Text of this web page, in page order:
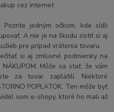
jedným očkom, kde sídli
A nie je na škodu zistiť si aj
pre prípad vrátenia tovaru.
si aj zmluvné podmienky na
Môže sa stať, že vám
za tovar zaplatili. Niektoré
POPLATOK. Ten môže byť
som e-shopy, ktoré ho mali až